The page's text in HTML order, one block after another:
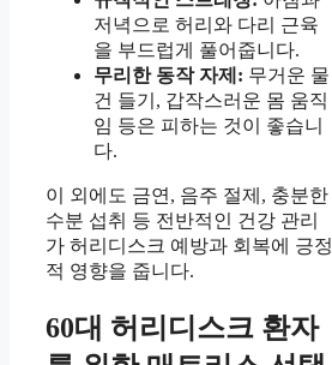
저녁으로 허리와 다리 근육
을 부드럽게 풀어줍니다.
무리한 동작 자제: 무거운 물
건 들기, 갑작스러운 몸 움직
임 등은 피하는 것이 좋습니
다.
이 외에도 금연, 음주 절제, 충분한
수분 섭취 등 전반적인 건강 관리
가 허리디스크 예방과 회복에 긍정
적 영향을 줍니다.
60대 허리디스크 환자